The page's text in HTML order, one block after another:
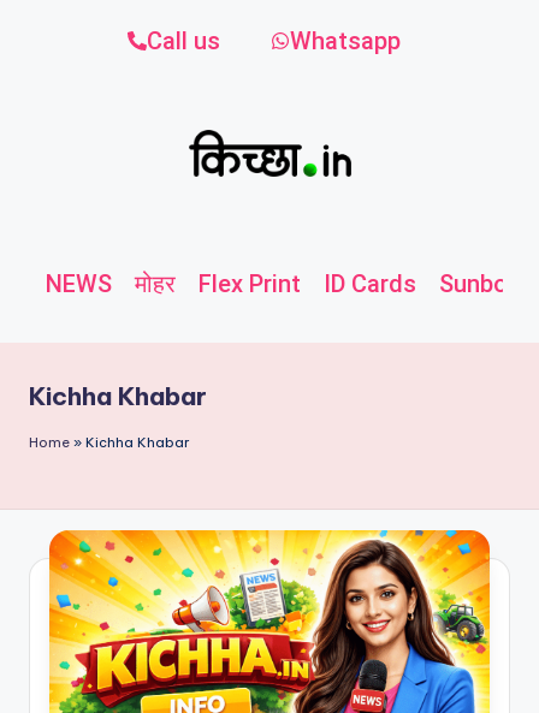
Call us Whatsapp
NEWS मोहर Flex Print ID Cards
Kichha Khabar
Home » Kichha Khabar